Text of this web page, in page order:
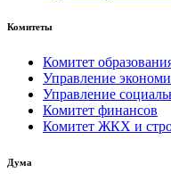
Комитеты
Комитет
Управление
Управление
Комитет финансов
Комитет ЖКХ и
Дума